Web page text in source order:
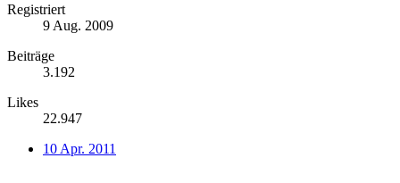
Registriert
9 Aug. 2009
Beiträge
3.192
Likes
22.947
10 Apr. 2011